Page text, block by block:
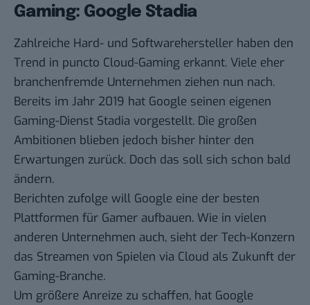
Gaming: Google Stadia
Zahlreiche Hard- und Softwarehersteller haben den
Trend in puncto Cloud-Gaming erkannt. Viele eher
branchenfremde Unternehmen ziehen nun nach.
Bereits im Jahr 2019 hat Google seinen eigenen
Gaming-Dienst Stadia vorgestellt. Die großen
Ambitionen blieben jedoch bisher hinter den
Erwartungen zurück. Doch das soll sich schon bald
ändern.
Berichten zufolge will Google eine der besten
Plattformen für Gamer aufbauen. Wie in vielen
anderen Unternehmen auch, sieht der Tech-Konzern
das Streamen von Spielen via Cloud als Zukunft der
Gaming-Branche.
Um größere Anreize zu schaffen, hat Google